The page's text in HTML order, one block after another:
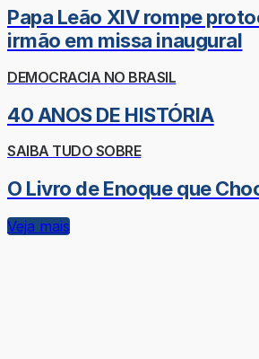
Papa Leão XIV rompe
irmão em missa inaugural
DEMOCRACIA NO BRASIL
40 ANOS DE HISTÓRIA
SAIBA TUDO SOBRE
O Livro de Enoque que
Veja mais